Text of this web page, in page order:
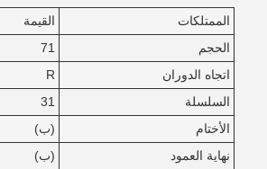
الممتلكات
القيمة
الحجم
71
اتجاه الدوران
R
السلسلة
31
الأختام
(ب)
نهاية العمود
(ب)